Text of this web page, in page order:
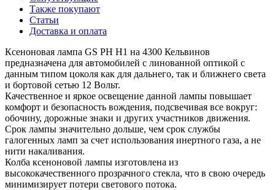
Также покупают
Статьи
Доставка и оплата
Ксеноновая лампа GS РН Н1 на 4300 Кельвинов
предназначена для автомобилей с линованной оптикой с
данным типом цоколя как для дальнего, так и ближнего света
и бортовой сетью 12 Вольт.
Качественное и яркое освещение данной лампы повышает
комфорт и безопасность вождения, подсвечивая все вокруг:
обочину, дорожные знаки и других участников движения.
Срок лампы значительно дольше, чем срок службы
галогенных ламп за счет использования инертного газа, а не
нити накаливания.
Колба ксеноновой лампы изготовлена из
высококачественного прозрачного стекла, что в свою очередь
минимизирует потери светового потока.